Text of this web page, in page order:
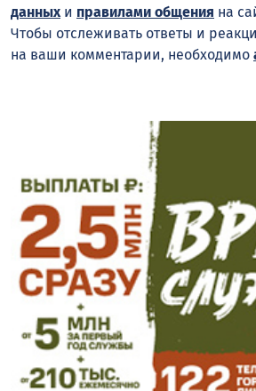
данных и правилами общения на
Чтобы отслеживать ответы и
на ваши комментарии, необходимо